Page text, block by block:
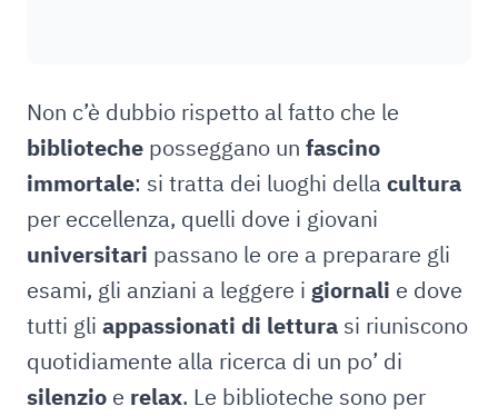
Non c’è dubbio rispetto al fatto che le
biblioteche posseggano un fascino
immortale: si tratta dei luoghi della cultura
per eccellenza, quelli dove i giovani
universitari passano le ore a preparare gli
esami, gli anziani a leggere i giornali e dove
tutti gli appassionati di lettura si riuniscono
quotidiamente alla ricerca di un po’ di
silenzio e relax. Le biblioteche sono per